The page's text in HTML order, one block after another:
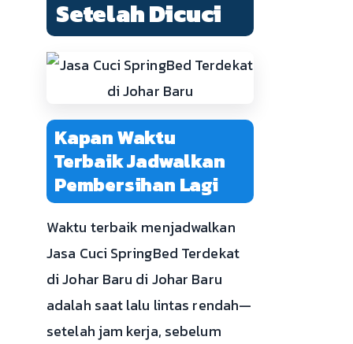
Setelah Dicuci
Kapan Waktu
Terbaik Jadwalkan
Pembersihan Lagi
Waktu terbaik menjadwalkan
Jasa Cuci SpringBed Terdekat
di Johar Baru di Johar Baru
adalah saat lalu lintas rendah—
setelah jam kerja, sebelum